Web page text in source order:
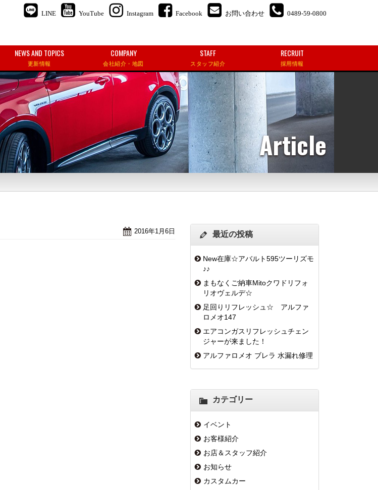
LINE YouTube Instagram Facebook お問い合わせ 0489-59-0800
NEWS AND TOPICS
更新情報
COMPANY
会社紹介・地図
STAFF
スタッフ紹介
RECRUIT
採用情報
Article
2016年1月6日 最近の投稿
New在庫☆アバルト595ツーリズモ
♪♪
まもなくご納車Mitoクワドリフォ
リオヴェルデ☆
足回りリフレッシュ☆ アルファ
ロメオ147
エアコンガスリフレッシュチェン
ジャーが来ました！
アルファロメオ ブレラ 水漏れ修理
カテゴリー
イベント
お客様紹介
お店＆スタッフ紹介
お知らせ
カスタムカー